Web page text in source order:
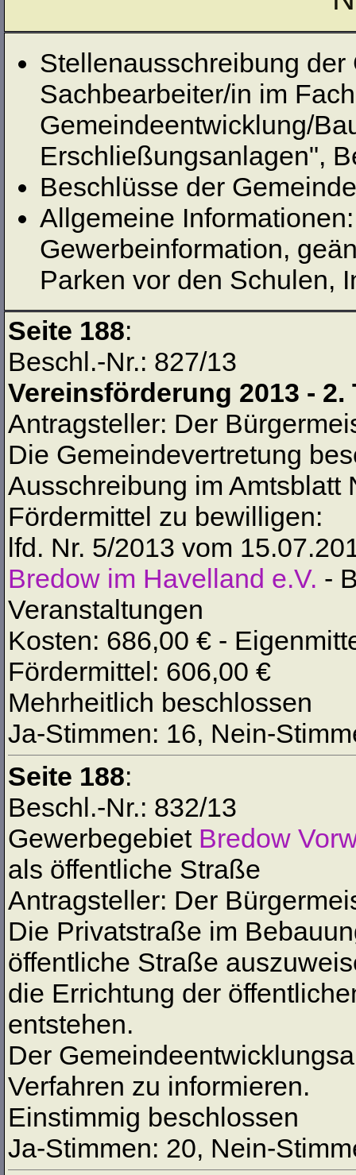
Stellenausschreibung
Sachbearbeiter/in im
Gemeindeentwicklung/
Erschließungsanlagen",
Beschlüsse der
Allgemeine
Gewerbeinformation,
Parken vor den Schulen,
Seite 188:
Beschl.-Nr.: 827/13
Vereinsförderung 2013 - 2.
Antragsteller: Der
Die Gemeindevertretung
Ausschreibung im Amtsblatt
Fördermittel zu bewilligen:
lfd. Nr. 5/2013 vom
Bredow im Havelland e.V. -
Veranstaltungen
Kosten: 686,00 € -
Fördermittel: 606,00 €
Mehrheitlich beschlossen
Ja-Stimmen: 16, Nein-
Seite 188:
Beschl.-Nr.: 832/13
Gewerbegebiet Bredow
als öffentliche Straße
Antragsteller: Der
Die Privatstraße im
öffentliche Straße
die Errichtung der
entstehen.
Der
Verfahren zu informieren.
Einstimmig beschlossen
Ja-Stimmen: 20, Nein-